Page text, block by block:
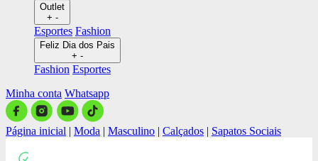
Outlet
+ -
Esportes Fashion
Feliz Dia dos Pais
+ -
Fashion Esportes
Minha conta Whatsapp
Página inicial | Moda | Masculino | Calçados | Sapatos Sociais